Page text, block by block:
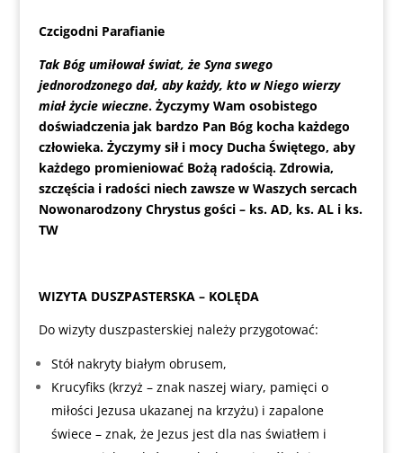
Czcigodni Parafianie
Tak Bóg umiłował świat, że Syna swego
jednorodzonego dał, aby każdy, kto w Niego wierzy
miał życie wieczne. Życzymy Wam osobistego
doświadczenia jak bardzo Pan Bóg kocha każdego
człowieka. Życzymy sił i mocy Ducha Świętego, aby
każdego promieniować Bożą radością. Zdrowia,
szczęścia i radości niech zawsze w Waszych sercach
Nowonarodzony Chrystus gości – ks. AD, ks. AL i ks.
TW
WIZYTA DUSZPASTERSKA – KOLĘDA
Do wizyty duszpasterskiej należy przygotować:
Stół nakryty białym obrusem,
Krucyfiks (krzyż – znak naszej wiary, pamięci o
miłości Jezusa ukazanej na krzyżu) i zapalone
świece – znak, że Jezus jest dla nas światłem i